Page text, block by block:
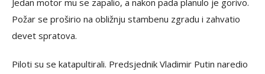
Jedan motor mu se zapalio, a nakon pada planulo je gorivo.
Požar se proširio na obližnju stambenu zgradu i zahvatio
devet spratova.
Piloti su se katapultirali. Predsjednik Vladimir Putin naredio